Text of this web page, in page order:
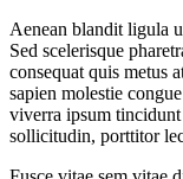
Aenean blandit ligula
Sed scelerisque
consequat quis metus
sapien molestie
viverra ipsum
sollicitudin, porttitor